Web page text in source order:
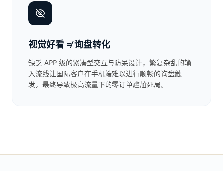
视觉好看 ≠ 询盘转化
缺乏 APP 级的紧凑型交互与防呆设计，繁复杂乱的输
入流线让国际客户在手机端难以进行顺畅的询盘触
发，最终导致极高流量下的零订单尴尬死局。